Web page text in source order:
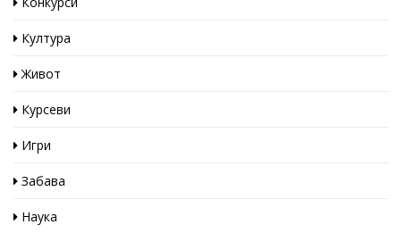
Култура
Живот
Курсеви
Игри
Забава
Наука